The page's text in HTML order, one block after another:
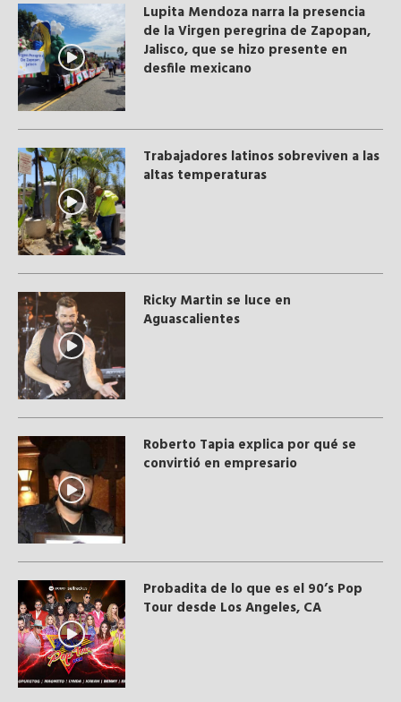
Lupita Mendoza narra la presencia
de la Virgen peregrina de Zapopan,
Jalisco, que se hizo presente en
desfile mexicano
Trabajadores latinos sobreviven a las
altas temperaturas
Ricky Martin se luce en
Aguascalientes
Roberto Tapia explica por qué se
convirtió en empresario
Probadita de lo que es el 90’s Pop
Tour desde Los Angeles, CA